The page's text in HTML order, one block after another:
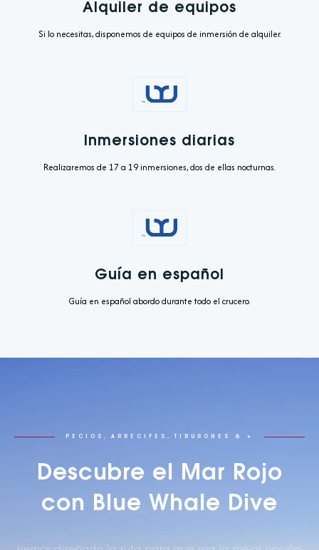
Alquiler de equipos
Si lo necesitas, disponemos de equipos de inmersión de alquiler.
Inmersiones diarias
Realizaremos de 17 a 19 inmersiones, dos de ellas nocturnas.
Guía en español
Guía en español abordo durante todo el crucero.
PECIOS, ARRECIFES, TIBURONES & +
Descubre el Mar Rojo
con Blue Whale Dive